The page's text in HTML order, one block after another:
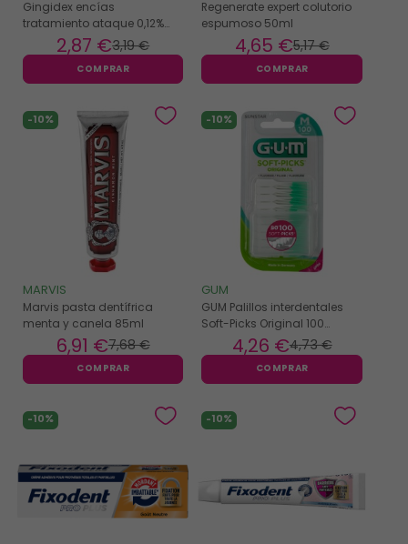
Gingidex encías
tratamiento ataque 0,12%
colutorio 300ml3,19 €
2,87 €
COMPRAR
Regenerate expert colutorio
espumoso 50ml
5,17 €
4,65 €
COMPRAR
-10%
MARVIS
Marvis pasta dentífrica
menta y canela 85ml
7,68 €
6,91 €
COMPRAR
-10%
GUM
GUM Palillos interdentales
Soft-Picks Original 100
unidades
4,73 €
4,26 €
COMPRAR
-10% -10%